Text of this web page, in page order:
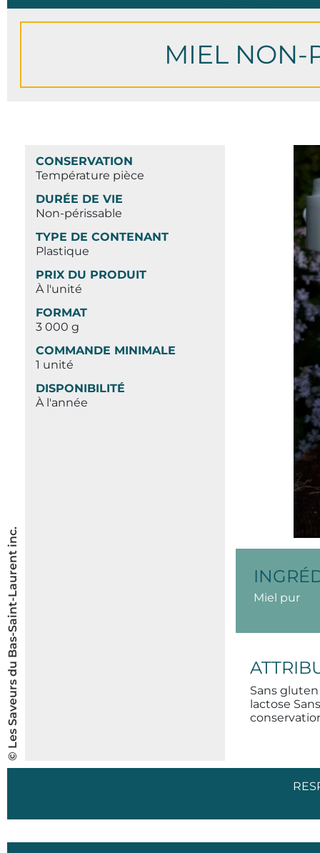
MIEL NON-
© Les Saveurs du Bas-Saint-Laurent inc.
CONSERVATION
Température pièce
DURÉE DE VIE
Non-périssable
TYPE DE CONTENANT
Plastique
PRIX DU PRODUIT
À l'unité
FORMAT
3 000 g
COMMANDE MINIMALE
1 unité
DISPONIBILITÉ
À l'année
Miel pur
Sans
lactose